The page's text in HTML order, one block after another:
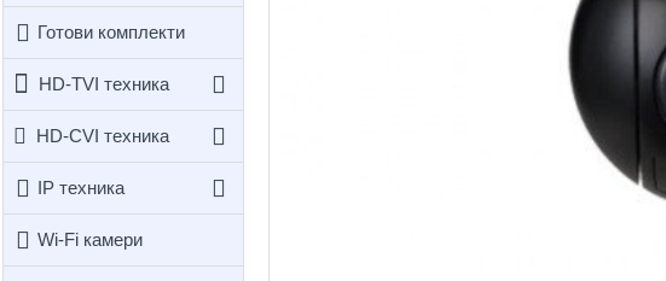
Готови комплекти
HD-TVI техника
HD-CVI техника
IP техника
Wi-Fi камери